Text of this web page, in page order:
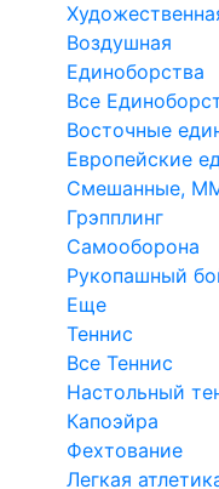
Воздушная
Единоборства
Все
Восточные
Европейские
Смешанные,
Грэпплинг
Самооборона
Рукопашный
Еще
Теннис
Все Теннис
Настольный
Капоэйра
Фехтование
Легкая